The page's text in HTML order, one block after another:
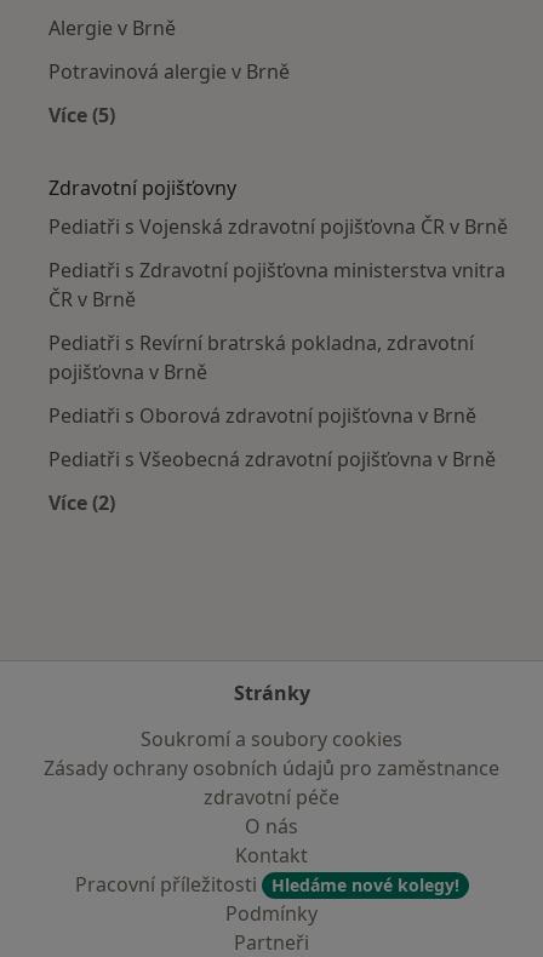
Alergie v Brně
Potravinová alergie v Brně
Více (5)
Zdravotní pojišťovny
Pediatři s Vojenská zdravotní pojišťovna ČR v Brně
Pediatři s Zdravotní pojišťovna ministerstva vnitra
ČR v Brně
Pediatři s Revírní bratrská pokladna, zdravotní
pojišťovna v Brně
Pediatři s Oborová zdravotní pojišťovna v Brně
Pediatři s Všeobecná zdravotní pojišťovna v Brně
Více (2)
Stránky
Soukromí a soubory cookies
Zásady ochrany osobních údajů pro zaměstnance
zdravotní péče
O nás
Kontakt
Pracovní příležitosti
Hledáme nové kolegy!
Podmínky
Partneři